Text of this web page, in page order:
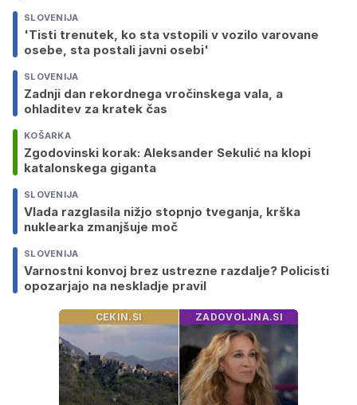
SLOVENIJA
'Tisti trenutek, ko sta vstopili v vozilo varovane
osebe, sta postali javni osebi'
SLOVENIJA
Zadnji dan rekordnega vročinskega vala, a
ohladitev za kratek čas
KOŠARKA
Zgodovinski korak: Aleksander Sekulić na klopi
katalonskega giganta
SLOVENIJA
Vlada razglasila nižjo stopnjo tveganja, krška
nuklearka zmanjšuje moč
SLOVENIJA
Varnostni konvoj brez ustrezne razdalje? Policisti
opozarjajo na neskladje pravil
CEKIN.SI ZADOVOLJNA.SI